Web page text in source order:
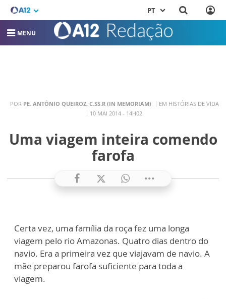
PT
MENU
POR PE. ANTÔNIO QUEIROZ, C.SS.R (IN MEMORIAM)
EM HISTÓRIAS DE VIDA
10 MAI 2014 - 14H02
Uma viagem inteira comendo
farofa
Certa vez, uma família da roça fez uma longa
viagem pelo rio Amazonas. Quatro dias dentro do
navio. Era a primeira vez que viajavam de navio. A
mãe preparou farofa suficiente para toda a
viagem.